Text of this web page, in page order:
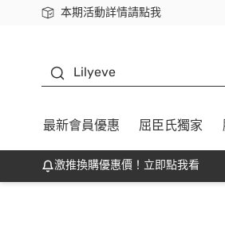
本期活動詳情請點我
下載app最高回饋$350
Lilyeve
最新會員優惠 屈臣氏獨家
激推換購優惠價！立即點我看